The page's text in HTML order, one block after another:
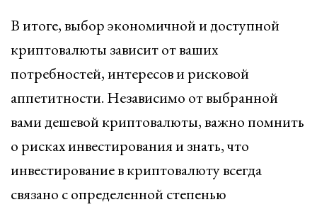
В итоге, выбор экономичной и доступной
криптовалюты зависит от ваших
потребностей, интересов и рисковой
аппетитности. Независимо от выбранной
вами дешевой криптовалюты, важно помнить
о рисках инвестирования и знать, что
инвестирование в криптовалюту всегда
связано с определенной степенью